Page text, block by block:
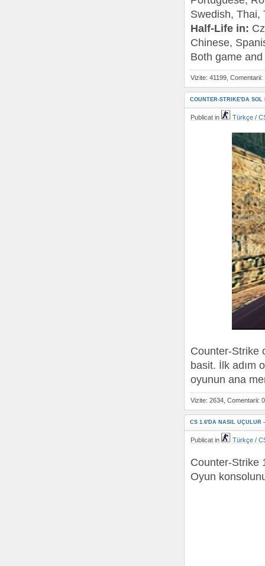
Swedish, Thai,
Half-Life in:
Chinese,
Both game
Vizite: 41199, Comentarii:
COUNTER-STRIKE'DA
Publicat in Türkçe /
Counter-Strike
basit. İlk adım
oyunun ana
Vizite: 2634, Comentarii: 0
CS 1.6'DA NASIL UÇULUR
Publicat in Türkçe /
Counter-Strike
Oyun